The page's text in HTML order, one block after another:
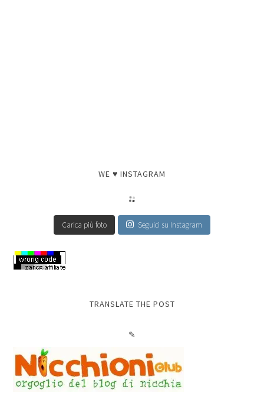
WE ♥ INSTAGRAM
Carica più foto Seguici su Instagram
TRANSLATE THE POST
✎